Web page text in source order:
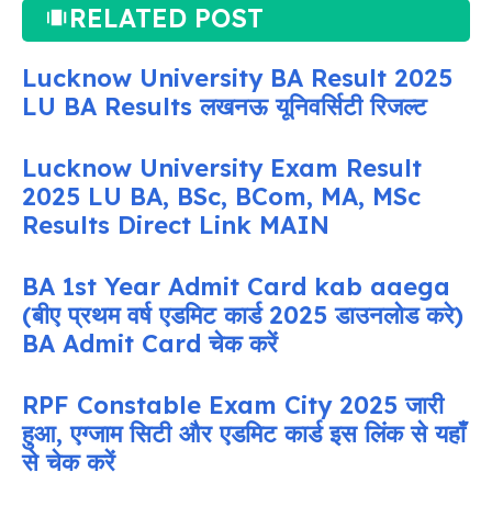
RELATED POST
Lucknow University BA Result 2025
LU BA Results लखनऊ यूनिवर्सिटी रिजल्ट
Lucknow University Exam Result
2025 LU BA, BSc, BCom, MA, MSc
Results Direct Link MAIN
BA 1st Year Admit Card kab aaega
(बीए प्रथम वर्ष एडमिट कार्ड 2025 डाउनलोड करे)
BA Admit Card चेक करें
RPF Constable Exam City 2025 जारी
हुआ, एग्जाम सिटी और एडमिट कार्ड इस लिंक से यहाँ
से चेक करें